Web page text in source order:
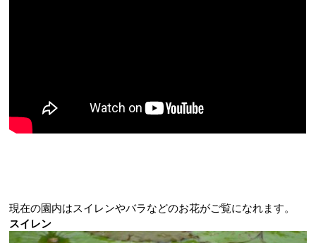
現在の園内はスイレンやバラなどのお花がご覧になれます。
スイレン